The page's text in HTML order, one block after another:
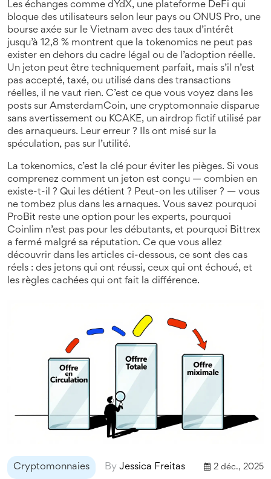
Les échanges comme dYdX, une plateforme DeFi qui
bloque des utilisateurs selon leur pays ou ONUS Pro, une
bourse axée sur le Vietnam avec des taux d’intérêt
jusqu’à 12,8 % montrent que la tokenomics ne peut pas
exister en dehors du cadre légal ou de l’adoption réelle.
Un jeton peut être techniquement parfait, mais s’il n’est
pas accepté, taxé, ou utilisé dans des transactions
réelles, il ne vaut rien. C’est ce que vous voyez dans les
posts sur AmsterdamCoin, une cryptomonnaie disparue
sans avertissement ou KCAKE, un airdrop fictif utilisé par
des arnaqueurs. Leur erreur ? Ils ont misé sur la
spéculation, pas sur l’utilité.
La tokenomics, c’est la clé pour éviter les pièges. Si vous
comprenez comment un jeton est conçu — combien en
existe-t-il ? Qui les détient ? Peut-on les utiliser ? — vous
ne tombez plus dans les arnaques. Vous savez pourquoi
ProBit reste une option pour les experts, pourquoi
Coinlim n’est pas pour les débutants, et pourquoi Bittrex
a fermé malgré sa réputation. Ce que vous allez
découvrir dans les articles ci-dessous, ce sont des cas
réels : des jetons qui ont réussi, ceux qui ont échoué, et
les règles cachées qui ont fait la différence.
Cryptomonnaies By Jessica Freitas 2 déc., 2025